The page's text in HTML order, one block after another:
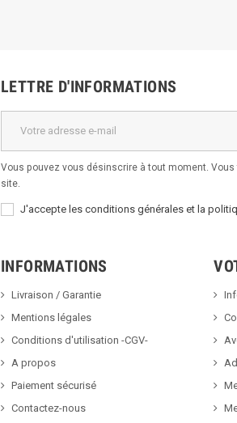
LETTRE D'INFORMATIONS
Vous pouvez vous désinscrire à tout moment.
site.
J'accepte les conditions générales et la
INFORMATIONS
Livraison / Garantie
Mentions légales
Conditions d'utilisation -CGV-
A propos
Paiement sécurisé
Contactez-nous